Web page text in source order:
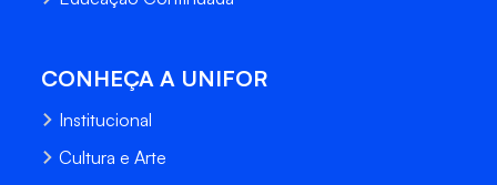
CONHEÇA A UNIFOR
Institucional
Cultura e Arte